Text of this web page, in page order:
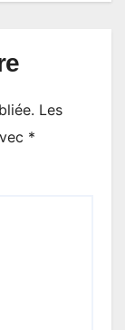
Les
*